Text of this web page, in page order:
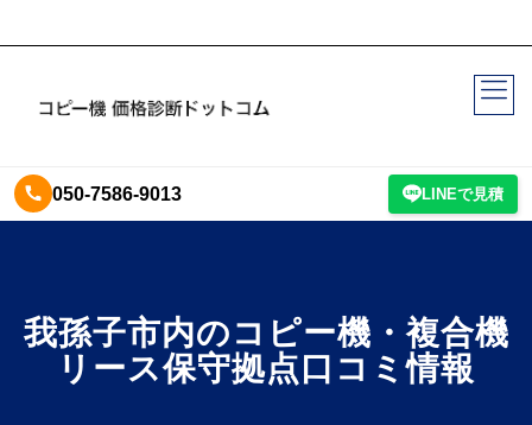
050-7586-9013 LINEで見積
我孫子市内のコピー機・複合機
リース保守拠点口コミ情報